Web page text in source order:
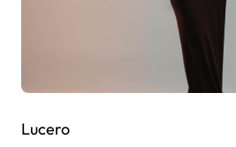
Lucero